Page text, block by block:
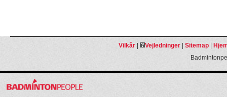
Vilkår| Vejledninger| Sitemap|